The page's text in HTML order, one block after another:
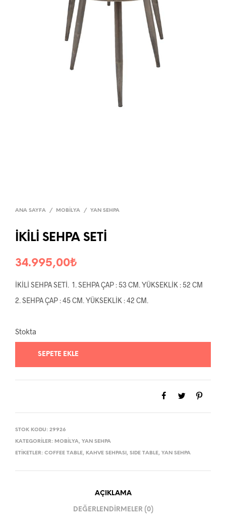
ANA SAYFA / MOBILYA / YAN SEHPA
İKİLİ SEHPA SETİ
34.995,00₺
İKİLİ SEHPA SETİ. 1. SEHPA ÇAP : 53 CM. YÜKSEKLİK : 52 CM
2. SEHPA ÇAP : 45 CM. YÜKSEKLİK : 42 CM.
Stokta
SEPETE EKLE
STOK KODU: 29926
KATEGORILER: MOBILYA, YAN SEHPA
ETIKETLER: COFFEE TABLE, KAHVE SEHPASI , SIDE TABLE, YAN SEHPA
AÇIKLAMA
DEĞERLENDIRMELER (0)